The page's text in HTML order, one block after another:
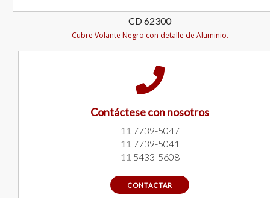
CD 62300
Cubre Volante Negro con detalle de Aluminio.
Contáctese con nosotros
11 7739-5047
11 7739-5041
11 5433-5608
CONTACTAR